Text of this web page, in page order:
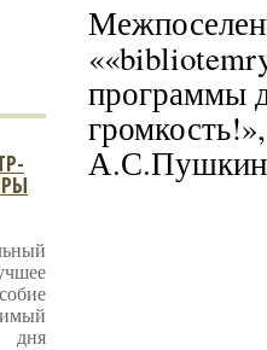
программы
дня